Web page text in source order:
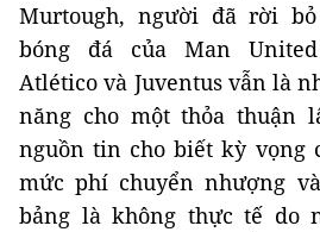
Murtough, người đã rời
bóng đá của Man
Atlético và Juventus vẫn là
năng cho một thỏa thuận
nguồn tin cho biết kỳ vọng
mức phí chuyển nhượng
bảng là không thực tế do